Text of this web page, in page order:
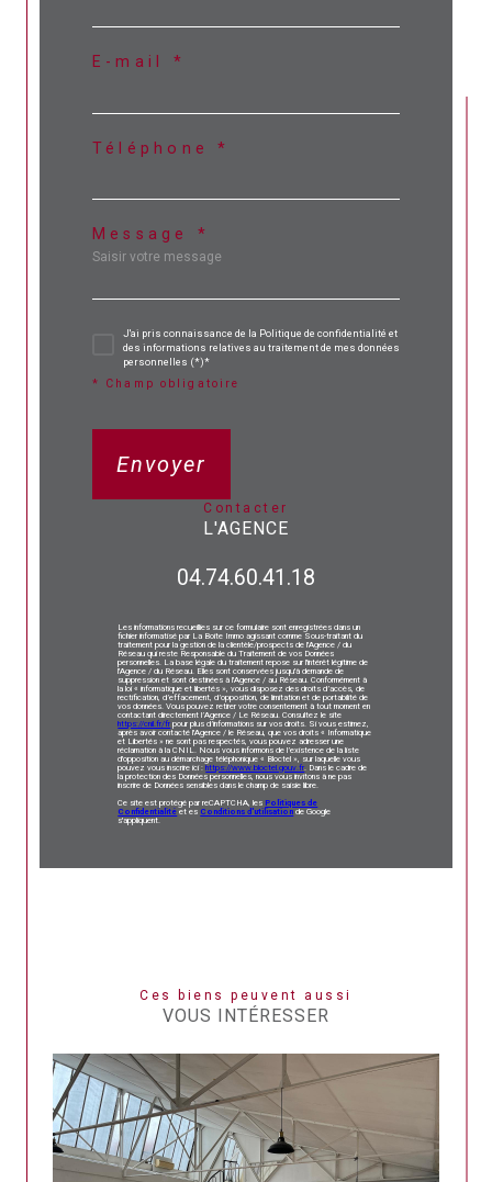
E-mail *
Téléphone *
Message *
J'ai pris connaissance de la Politique de confidentialité et
des informations relatives au traitement de mes données
personnelles (*)*
* Champ obligatoire
Envoyer
contacter
L'AGENCE
04.74.60.41.18
Les informations recueillies sur ce formulaire sont enregistrées dans un
fichier informatisé par La Boite Immo agissant comme Sous-traitant du
traitement pour la gestion de la clientèle/prospects de l'Agence / du
Réseau qui reste Responsable du Traitement de vos Données
personnelles. La base légale du traitement repose sur l'intérêt légitime de
l'Agence / du Réseau. Elles sont conservées jusqu'à demande de
suppression et sont destinées à l'Agence / au Réseau. Conformément à
la loi « informatique et libertés », vous disposez des droits d’accès, de
rectification, d’effacement, d’opposition, de limitation et de portabilité de
vos données. Vous pouvez retirer votre consentement à tout moment en
contactant directement l’Agence / Le Réseau. Consultez le site
https://cnil.fr/fr pour plus d’informations sur vos droits. Si vous estimez,
après avoir contacté l'Agence / le Réseau, que vos droits « Informatique
et Libertés » ne sont pas respectés, vous pouvez adresser une
réclamation à la CNIL. Nous vous informons de l’existence de la liste
d'opposition au démarchage téléphonique « Bloctel », sur laquelle vous
pouvez vous inscrire ici :https://www.bloctel.gouv.fr . Dans le cadre de
la protection des Données personnelles, nous vous invitons à ne pas
inscrire de Données sensibles dans le champ de saisie libre.
Ce site est protégé par reCAPTCHA, les Politiques de
Confidentialitéet es Conditions d'utilisationde Google
s'appliquent.
Ces biens peuvent aussi
VOUS INTÉRESSER